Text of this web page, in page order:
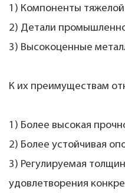
1) Компоненты
2) Детали
3) Высокоценные
К их преимуществам
1) Более высокая
2) Более устойчивая
3) Регулируемая
удовлетворения